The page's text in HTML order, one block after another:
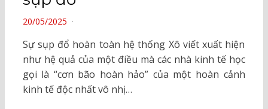
POSTED
20/05/2025
Sự sụp đổ hoàn toàn hệ thống Xô viết xuất hiện
như hệ quả của một điều mà các nhà kinh tế học
gọi là “cơn bão hoàn hảo” của một hoàn cảnh
kinh tế độc nhất vô nhị…